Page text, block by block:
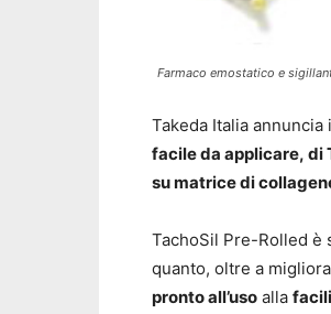
Farmaco emostatico e
Takeda Italia
facile da applicare, di
su matrice di
TachoSil Pre-Rolled è
quanto, oltre a
pronto all’uso alla